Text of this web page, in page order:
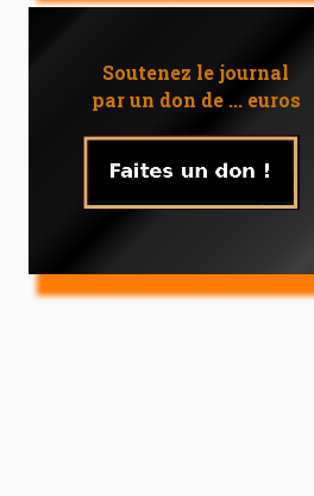
Soutenez le journal
par un don de ... euros